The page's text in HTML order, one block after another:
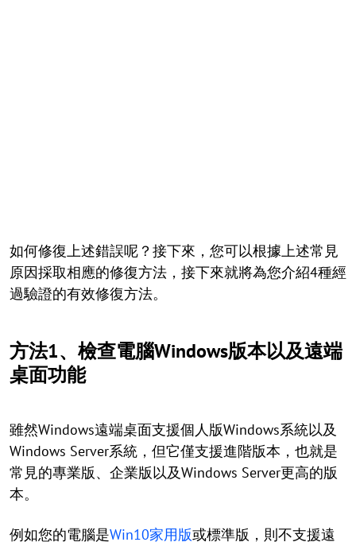
如何修復上述錯誤呢？接下來，您可以根據上述常見
原因採取相應的修復方法，接下來就將為您介紹4種經
過驗證的有效修復方法。
方法1、檢查電腦Windows版本以及遠端
桌面功能
雖然Windows遠端桌面支援個人版Windows系統以及
Windows Server系統，但它僅支援進階版本，也就是
常見的專業版、企業版以及Windows Server更高的版
本。
例如您的電腦是Win10家用版或標準版，則不支援遠